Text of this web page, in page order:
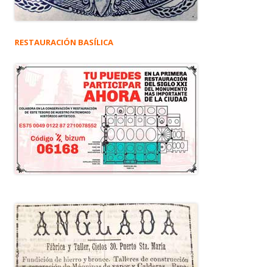
RESTAURACIÓN BASÍLICA